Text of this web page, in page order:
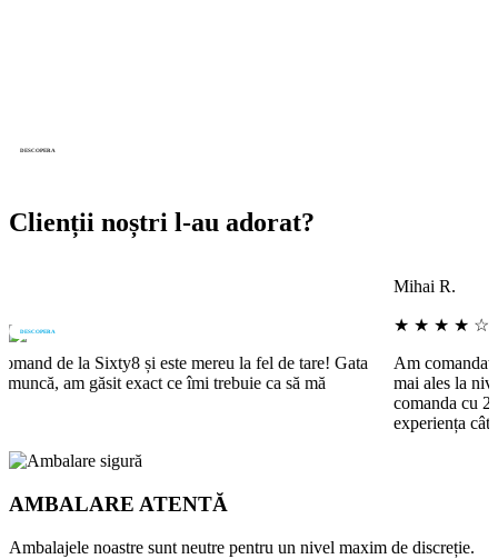
DESCOPERA
DESCOPERA
Clienții noștri l-au adorat?
★ ★ ★ ★ ☆
Am comandat o rășină CBD și recunosc că este chiar foarte bună,
mai ales la nivel de gust și textură. Singurul minus: am primit
comanda cu 24 de ore după termenul estimat. O să încerc din nou
AMBALARE ATENTĂ
Ambalajele noastre sunt neutre pentru un nivel maxim de discreție.